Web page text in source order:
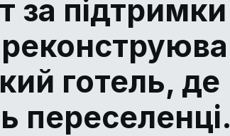
за підтримки
готель, де
переселенці.